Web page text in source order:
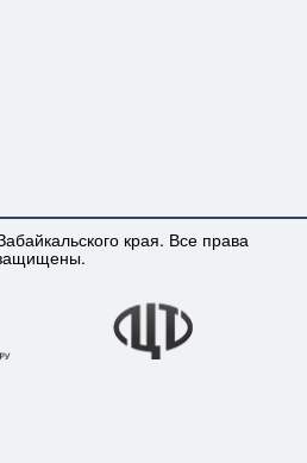
края. Все права